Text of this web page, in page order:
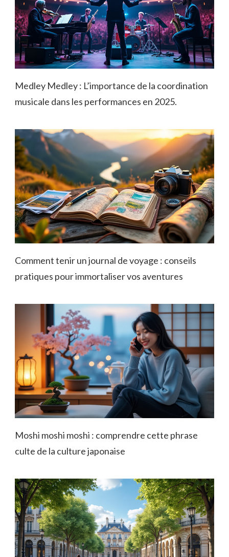
Medley Medley : L’importance de la coordination
musicale dans les performances en 2025.
Comment tenir un journal de voyage : conseils
pratiques pour immortaliser vos aventures
Moshi moshi moshi : comprendre cette phrase
culte de la culture japonaise